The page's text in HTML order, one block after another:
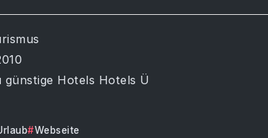
günstige Hotels Hotels Ü
Webseite